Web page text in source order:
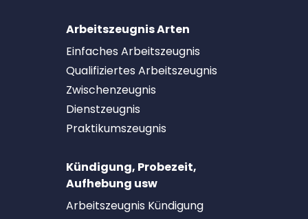
Arbeitszeugnis Arten
Einfaches Arbeitszeugnis
Qualifiziertes Arbeitszeugnis
Zwischenzeugnis
Dienstzeugnis
Praktikumszeugnis
Kündigung, Probezeit,
Aufhebung usw
Arbeitszeugnis Kündigung